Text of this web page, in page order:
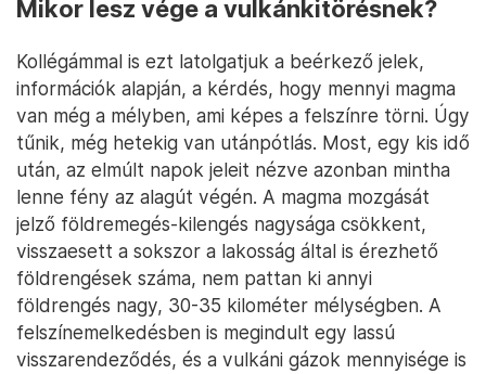
Mikor lesz vége a vulkánkitörésnek?
Kollégámmal is ezt latolgatjuk a beérkező jelek,
információk alapján, a kérdés, hogy mennyi magma
van még a mélyben, ami képes a felszínre törni. Úgy
tűnik, még hetekig van utánpótlás. Most, egy kis idő
után, az elmúlt napok jeleit nézve azonban mintha
lenne fény az alagút végén. A magma mozgását
jelző földremegés-kilengés nagysága csökkent,
visszaesett a sokszor a lakosság által is érezhető
földrengések száma, nem pattan ki annyi
földrengés nagy, 30-35 kilométer mélységben. A
felszínemelkedésben is megindult egy lassú
visszarendeződés, és a vulkáni gázok mennyisége is